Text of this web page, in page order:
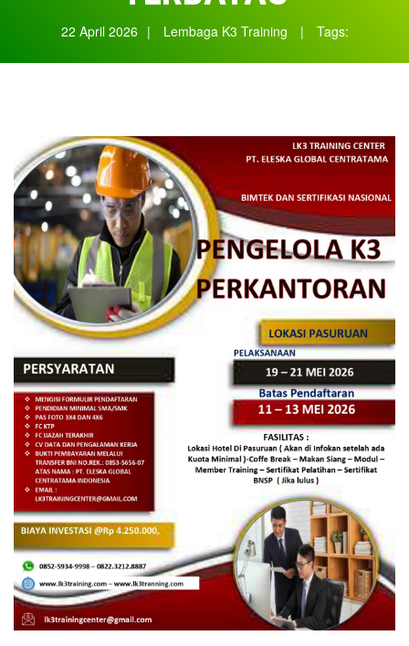
22 April 2026 | Lembaga K3 Training | Tags: